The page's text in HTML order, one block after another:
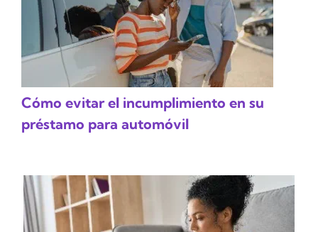
Cómo evitar el incumplimiento en su
préstamo para automóvil